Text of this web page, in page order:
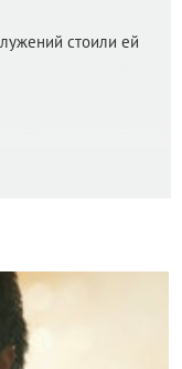
стоили ей